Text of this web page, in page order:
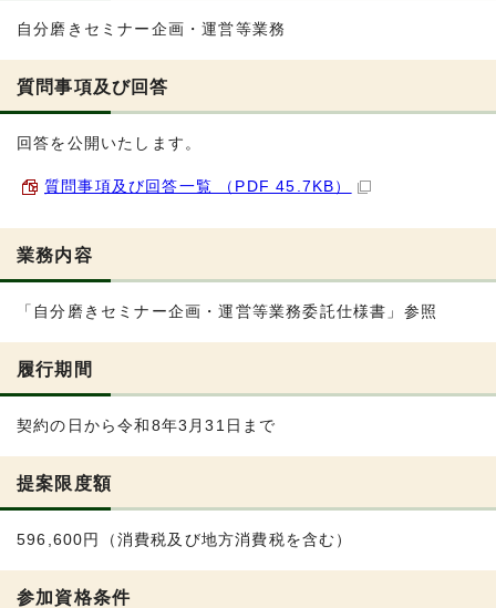
自分磨きセミナー企画・運営等業務
質問事項及び回答
回答を公開いたします。
質問事項及び回答一覧 （PDF 45.7KB）
業務内容
「自分磨きセミナー企画・運営等業務委託仕様書」参照
履行期間
契約の日から令和8年3月31日まで
提案限度額
596,600円（消費税及び地方消費税を含む）
参加資格条件